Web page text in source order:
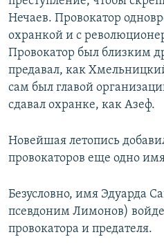
Нечаев. Провокатор
охранкой и с
Провокатор был близким
предавал, как
сам был главой
сдавал охранке, как Азеф.
Новейшая летопись
провокаторов еще одно
Безусловно, имя Эдуарда
псевдоним Лимонов)
провокатора и предателя.